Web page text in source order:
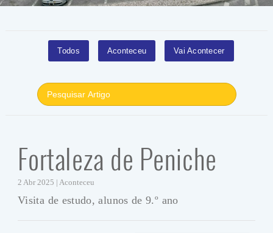
Todos Aconteceu Vai Acontecer
Fortaleza de Peniche
2 Abr 2025 | Aconteceu
Visita de estudo, alunos de 9.º ano